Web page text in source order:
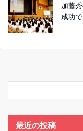
加藤
成功
最近の投稿